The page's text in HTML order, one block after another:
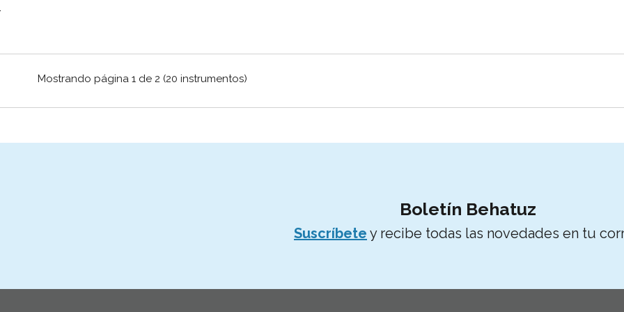
Mostrando página 1 de 2 (20 instrumentos)
Boletín Behatuz
Suscríbete y recibe todas las novedades en tu